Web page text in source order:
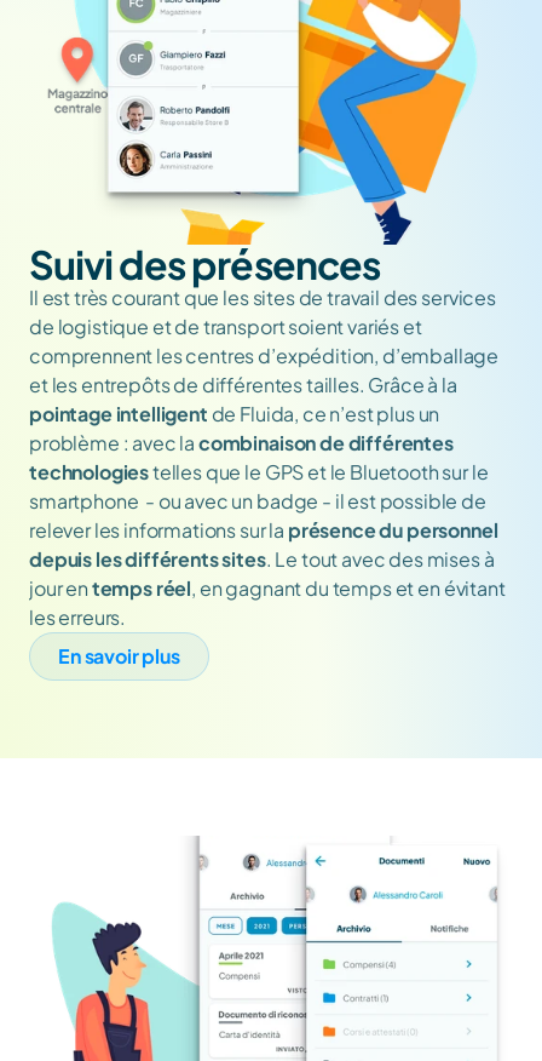
Suivi des présences
Il est très courant que les sites de travail des services
de logistique et de transport soient variés et
comprennent les centres d’expédition, d’emballage
pointage intelligent de Fluida, ce n’est plus un
problème : avec la combinaison de différentes
technologies telles que le GPS et le Bluetooth sur le
smartphone  - ou avec un badge - il est possible de
relever les informations sur la présence du personnel
depuis les différents sites. Le tout avec des mises à
jour en temps réel, en gagnant du temps et en évitant
les erreurs.
En savoir plus